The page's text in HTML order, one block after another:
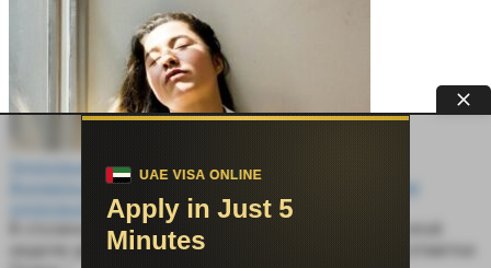
Здоровье
Аномальное тепло в апреле: скрытые угрозы для
В столичном регионе столбики термометров на этой
неделе могут подняться до практически летней отметки